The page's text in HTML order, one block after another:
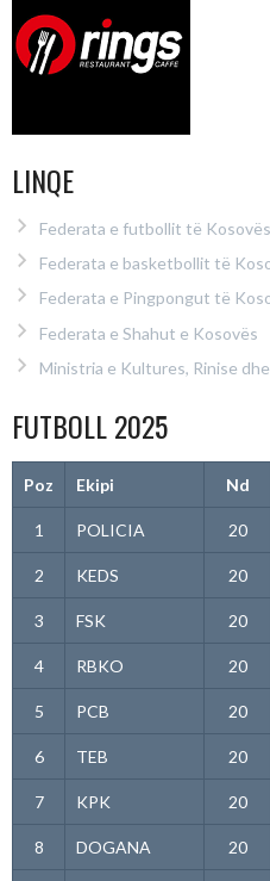
LINQE
Federata e futbollit të Kosovës
Federata e basketbollit të
Federata e Pingpongut të
Federata e Shahut e Kosovës
Ministria e Kultures, Rinise
FUTBOLL 2025
Poz Ekipi Nd
1 POLICIA 20
2 KEDS 20
3 FSK 20
4 RBKO 20
5 PCB 20
6 TEB 20
7 KPK 20
8 DOGANA 20